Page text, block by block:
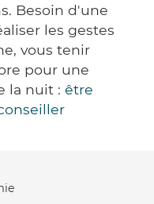
Besoin d'une
les gestes
vous tenir
pour une
la nuit : être